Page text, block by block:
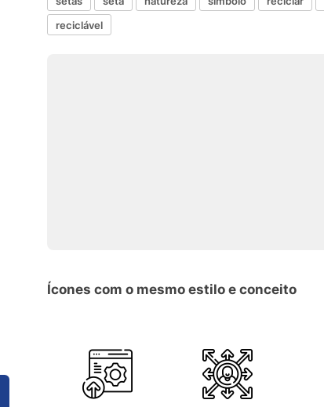
reciclável
Ícones com o mesmo estilo e conceito